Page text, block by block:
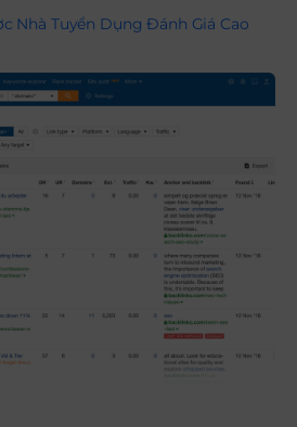
Nhà Tuyển Dụng Đánh Giá Cao